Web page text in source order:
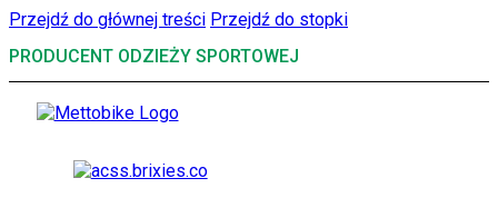
Przejdź do głównej treści Przejdź do stopki
PRODUCENT ODZIEŻY SPORTOWEJ